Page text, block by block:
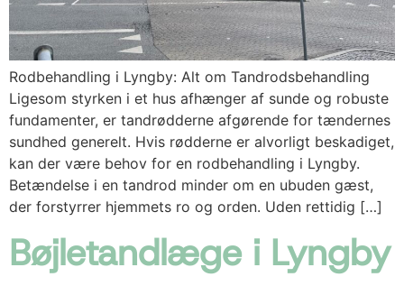
Rodbehandling i Lyngby: Alt om Tandrodsbehandling
Ligesom styrken i et hus afhænger af sunde og robuste
fundamenter, er tandrødderne afgørende for tændernes
sundhed generelt. Hvis rødderne er alvorligt beskadiget,
kan der være behov for en rodbehandling i Lyngby.
Betændelse i en tandrod minder om en ubuden gæst,
der forstyrrer hjemmets ro og orden. Uden rettidig […]
Bøjletandlæge i Lyngby